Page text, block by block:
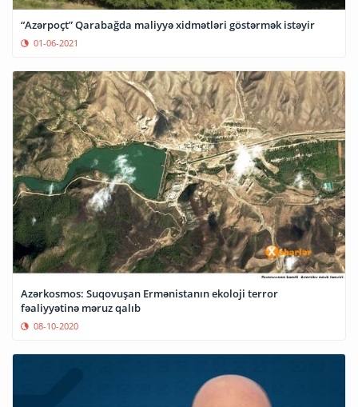
“Azərpoçt” Qarabağda maliyyə xidmətləri göstərmək istəyir
01-06-2021
Azərkosmos: Suqovuşan Ermənistanın ekoloji terror
fəaliyyətinə məruz qalıb
08-10-2020